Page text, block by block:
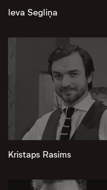
Ieva Segliņa
Kristaps Rasims